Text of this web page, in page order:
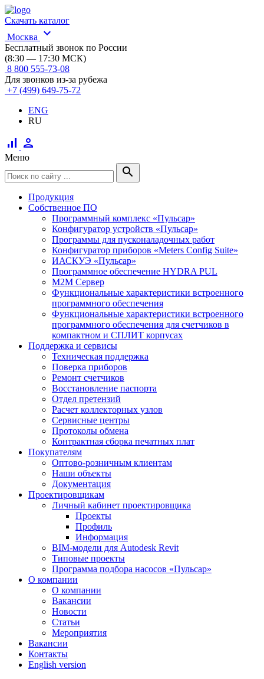
Скачать каталог
Москва
expand_more
Бесплатный звонок по России
(8:30 — 17:30 МСК)
8 800 555-73-08
Для звонков из-за рубежа
+7 (499) 649-75-72
ENG
RU
signal_cellular_alt person
Меню
search
Продукция
Собственное ПО
Программный комплекс «Пульсар»
Конфигуратор устройств «Пульсар»
Программы для пусконаладочных работ
Конфигуратор приборов «Meters Config Suite»
ИАСКУЭ «Пульсар»
Программное обеспечение HYDRA PUL
M2M Сервер
Функциональные характеристики встроенного
программного обеспечения
Функциональные характеристики встроенного
программного обеспечения для счетчиков в
компактном и СПЛИТ корпусах
Поддержка и сервисы
Техническая поддержка
Поверка приборов
Ремонт счетчиков
Восстановление паспорта
Отдел претензий
Расчет коллекторных узлов
Сервисные центры
Протоколы обмена
Контрактная сборка печатных плат
Покупателям
Оптово-розничным клиентам
Наши объекты
Документация
Проектировщикам
Личный кабинет проектировщика
Проекты
Профиль
Информация
BIM-модели для Autodesk Revit
Типовые проекты
Программа подбора насосов «Пульсар»
О компании
О компании
Вакансии
Новости
Статьи
Мероприятия
Вакансии
Контакты
English version